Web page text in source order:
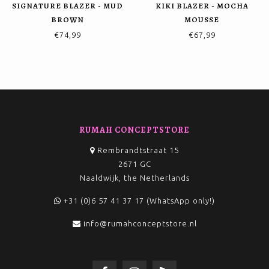
SIGNATURE BLAZER - MUD
BROWN
€74,99
KIKI BLAZER - MOCHA
MOUSSE
€67,99
RUMAH CONCEPTSTORE
Rembrandtstraat 15
2671 GC
Naaldwijk, the Netherlands
+31 (0)6 57 41 37 17 (WhatsApp only!)
info@rumahconceptstore.nl